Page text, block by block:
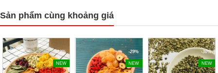
Sản phẩm cùng khoảng giá
-30%
NEW
-29%
NEW
-30%
NEW